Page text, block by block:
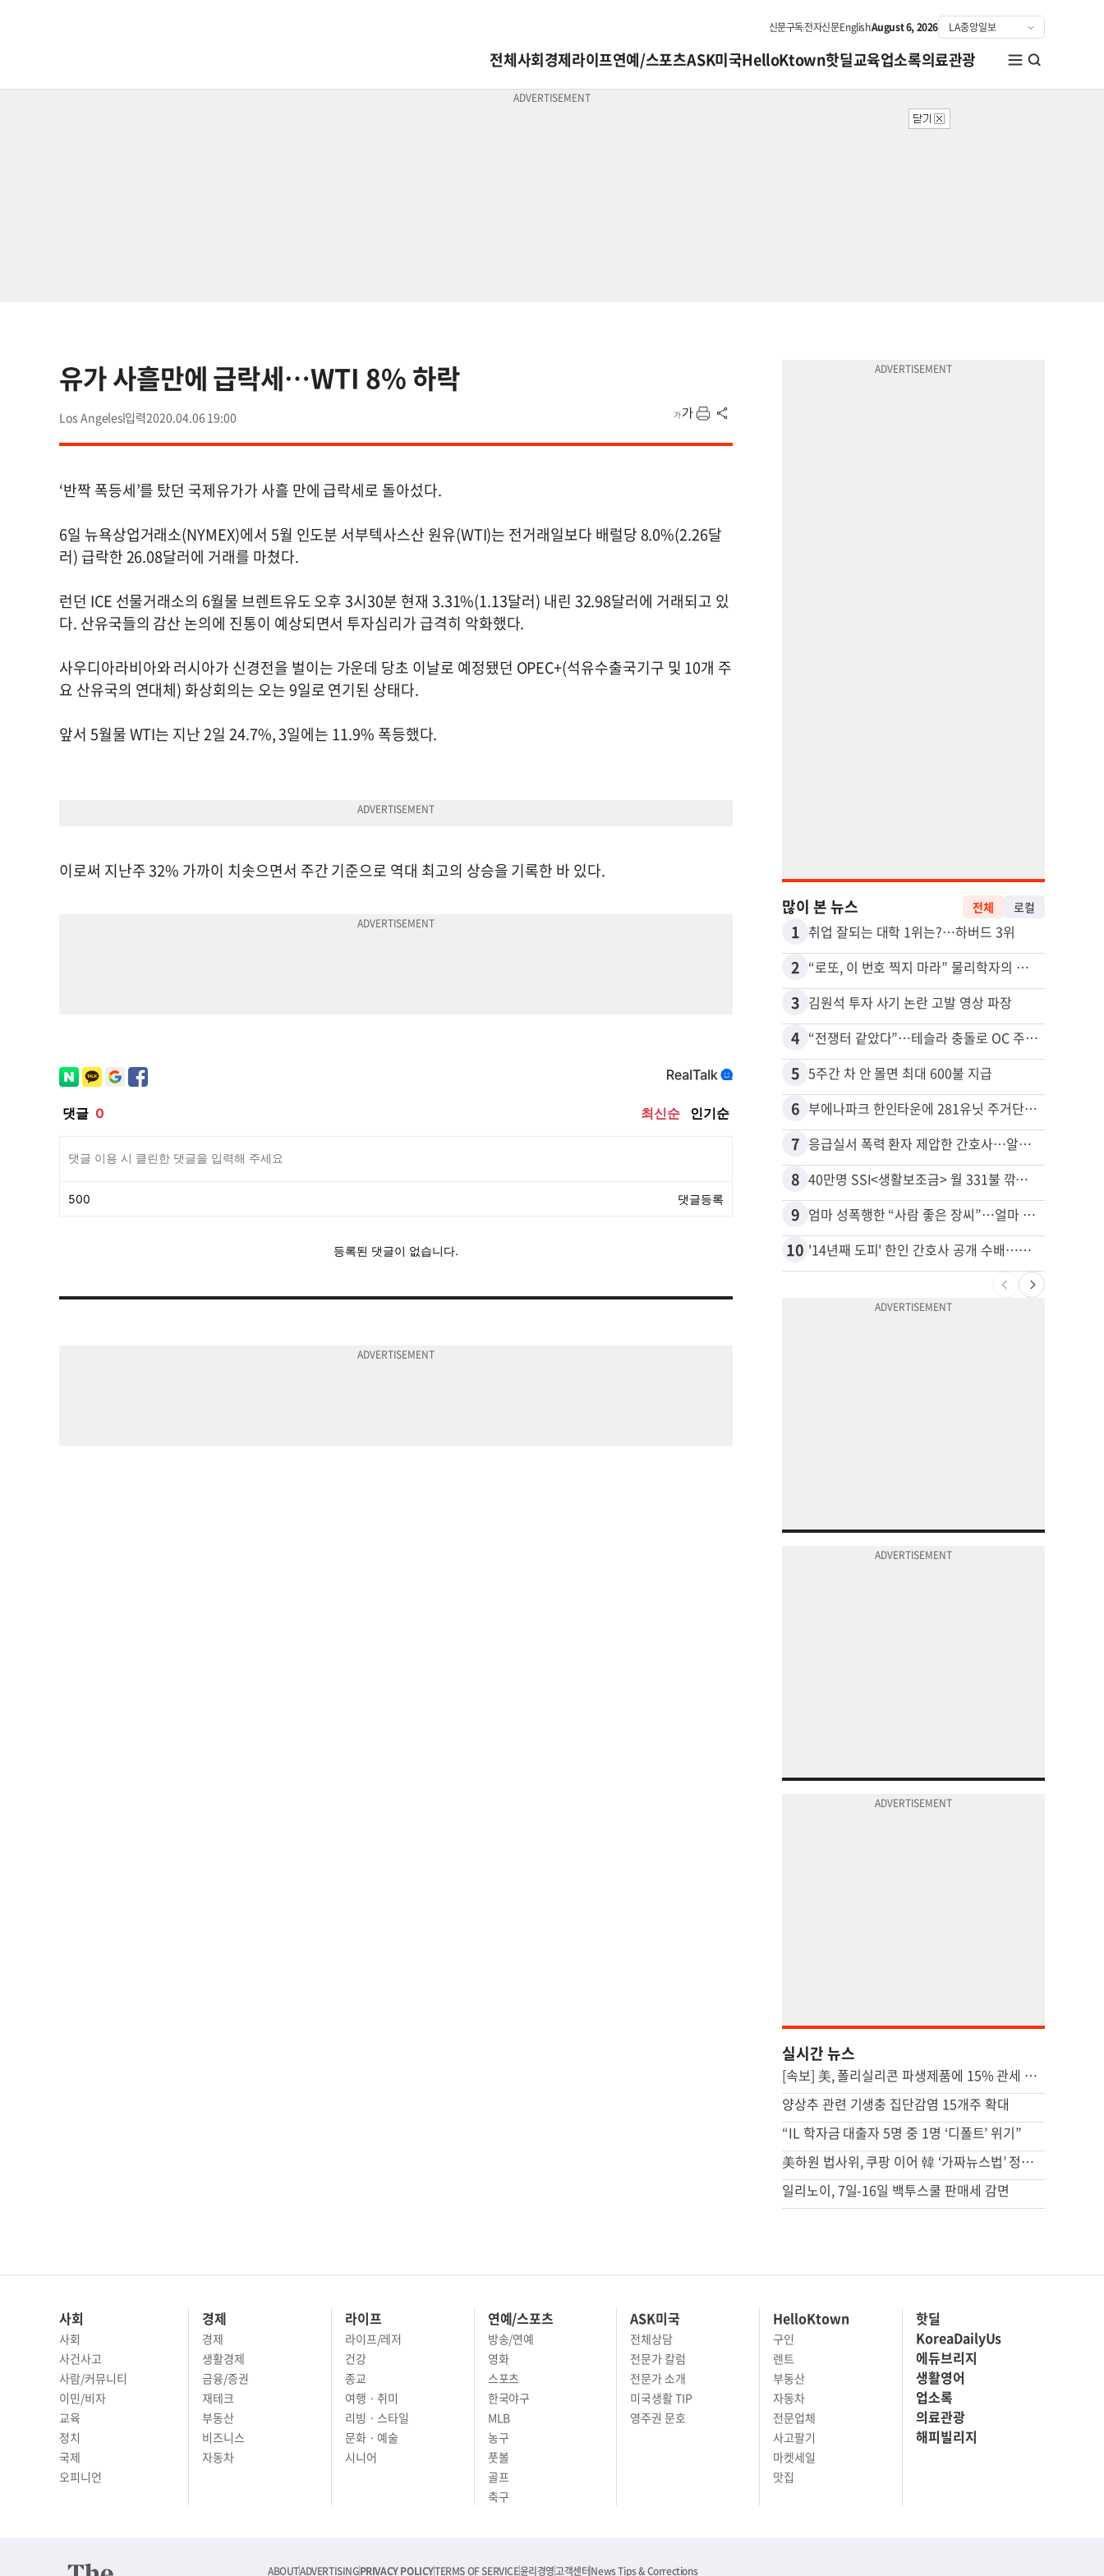
신문구독전자신문EnglishAugust 6, 2026
전체사회경제라이프연예/스포츠ASK미국HelloKtown핫딜교육업소록의료관광
유가 사흘만에 급락세…WTI 8% 하락
Los Angeles 2020.04.06 19:00
‘반짝 폭등세’를 탔던 국제유가가 사흘 만에 급락세로 돌아섰다.
6일 뉴욕상업거래소(NYMEX)에서 5월 인도분 서부텍사스산 원유(WTI)는 전거래일보다 배럴당 8.0%(2.26달
러) 급락한 26.08달러에 거래를 마쳤다.
런던 ICE 선물거래소의 6월물 브렌트유도 오후 3시30분 현재 3.31%(1.13달러) 내린 32.98달러에 거래되고 있
다. 산유국들의 감산 논의에 진통이 예상되면서 투자심리가 급격히 악화했다.
사우디아라비아와 러시아가 신경전을 벌이는 가운데 당초 이날로 예정됐던 OPEC+(석유수출국기구 및 10개 주
요 산유국의 연대체) 화상회의는 오는 9일로 연기된 상태다.
앞서 5월물 WTI는 지난 2일 24.7%, 3일에는 11.9% 폭등했다.
이로써 지난주 32% 가까이 치솟으면서 주간 기준으로 역대 최고의 상승을 기록한 바 있다.
많이 본 뉴스
전체 로컬
1 취업 잘되는 대학 1위는?…하버드 3위
2 “로또, 이 번호 찍지 마라” 물리학자의 당첨금 높이는 비밀
3 김원석 투자 사기 논란 고발 영상 파장
4 “전쟁터 같았다”…테슬라 충돌로 OC 주택 4채 파손
5 5주간 차 안 몰면 최대 600불 지급
6 부에나파크 한인타운에 281유닛 주거단지 들어선다
7 응급실서 폭력 환자 제압한 간호사…알고 보니
8 40만명 SSI<생활보조금> 월 331불 깎이나
9 엄마 성폭행한 “사람 좋은 장씨”…얼마 뒤 딸 배도 불러왔다
10 '14년째 도피' 한인 간호사 공개 수배…메디케어 사기 유죄
실시간 뉴스
[속보] 美, 폴리실리콘 파생제품에 15% 관세 부과…120일 뒤 발효
양상추 관련 기생충 집단감염 15개주 확대
“IL 학자금 대출자 5명 중 1명 ‘디폴트’ 위기”
美하원 법사위, 쿠팡 이어 韓 ‘가짜뉴스법’ 정조준…“美 기업 겨냥”
일리노이, 7일-16일 백투스쿨 판매세 감면
사회
사회
사건사고
사람/커뮤니티
이민/비자
교육
정치
국제
오피니언
경제
경제
생활경제
금융/증권
재테크
부동산
비즈니스
자동차
라이프
라이프/레저
건강
종교
여행 · 취미
리빙 · 스타일
문화 · 예술
시니어
연예/스포츠
방송/연예
영화
스포츠
한국야구
MLB
농구
풋볼
골프
축구
ASK미국
전체상담
전문가 칼럼
전문가 소개
미국생활 TIP
영주권 문호
HelloKtown
구인
렌트
부동산
자동차
전문업체
사고팔기
마켓세일
맛집
핫딜
KoreaDailyUs
에듀브리지
생활영어
업소록
의료관광
해피빌리지
ABOUTADVERTISINGPRIVACY POLICYTERMS OF SERVICE윤리경영고객센터News Tips & Corrections